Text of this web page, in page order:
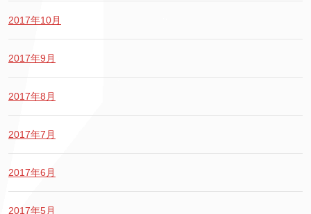
2017年10月
2017年9月
2017年8月
2017年7月
2017年6月
2017年5月